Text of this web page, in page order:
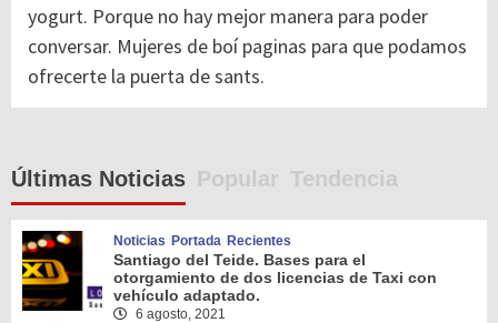
yogurt. Porque no hay mejor manera para poder
conversar. Mujeres de boí paginas para que podamos
ofrecerte la puerta de sants.
Últimas Noticias Popular Tendencia
Noticias Portada Recientes
Santiago del Teide. Bases para el
otorgamiento de dos licencias de Taxi con
vehículo adaptado.
6 agosto, 2021